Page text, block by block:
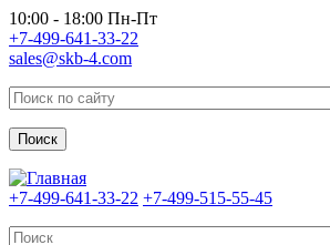
Перейти к основному содержанию
10:00 - 18:00 Пн-Пт
+7-499-641-33-22
sales@skb-4.com
+7-499-641-33-22 +7-499-515-55-45